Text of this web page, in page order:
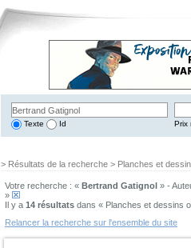
Texte Id Prix
> Résultats de la recherche > Planches et
Votre recherche : « Bertrand Gatignol » -
»
Il y a 14 résultats dans « Planches et dessins
Relancer la recherche sur l'ensemble du site